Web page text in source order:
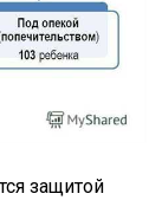
защитой